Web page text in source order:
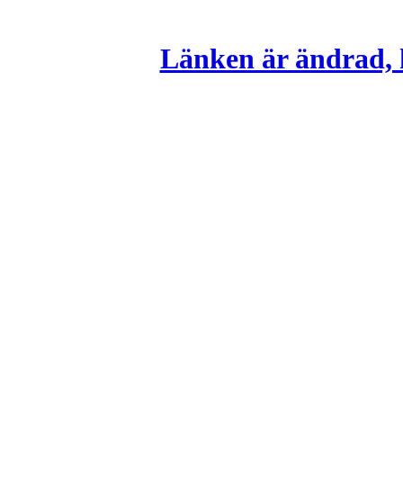
Länken är